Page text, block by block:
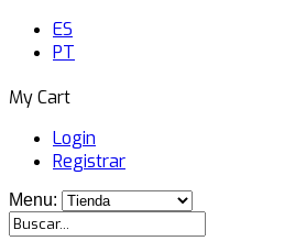
ES
PT
My Cart
Login
Registrar
Menu: